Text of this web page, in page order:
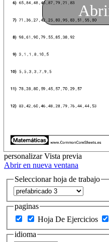
personalizar Vista previa
Abrir en nueva ventana
Seleccionar hoja de trabajo
paginas
Hoja De Ejercicios
idioma